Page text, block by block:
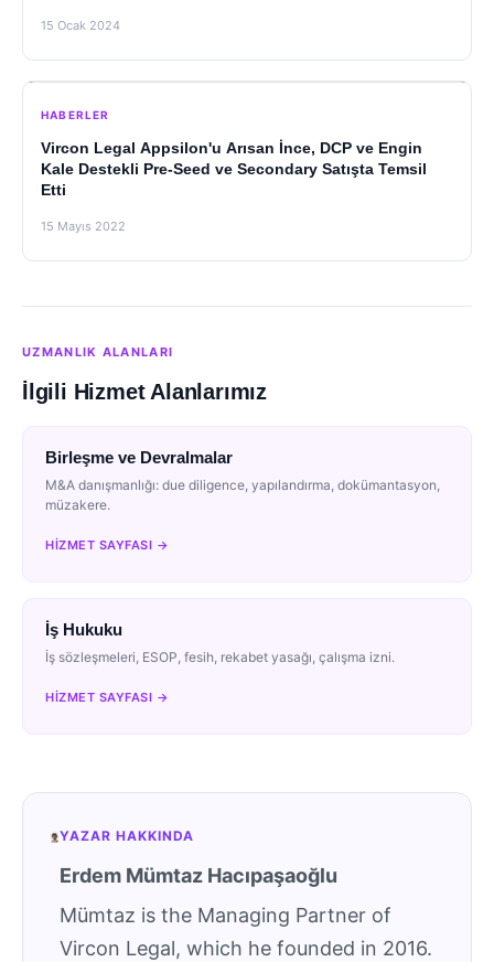
15 Ocak 2024
HABERLER
Vircon Legal Appsilon'u Arısan İnce, DCP ve Engin
Kale Destekli Pre-Seed ve Secondary Satışta Temsil
Etti
15 Mayıs 2022
UZMANLIK ALANLARI
İlgili Hizmet Alanlarımız
Birleşme ve Devralmalar
M&A danışmanlığı: due diligence, yapılandırma, dokümantasyon,
müzakere.
HIZMET SAYFASI →
İş Hukuku
İş sözleşmeleri, ESOP, fesih, rekabet yasağı, çalışma izni.
HIZMET SAYFASI →
YAZAR HAKKINDA
Erdem Mümtaz Hacıpaşaoğlu
Mümtaz is the Managing Partner of
Vircon Legal, which he founded in 2016.